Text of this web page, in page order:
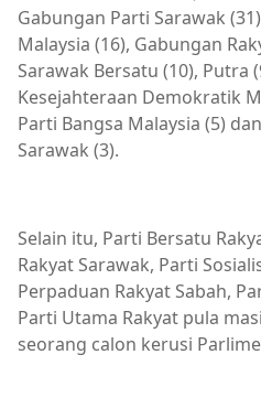
Gabungan Parti Sarawak
Malaysia (16), Gabungan
Sarawak Bersatu (10), Putra
Kesejahteraan Demokratik
Parti Bangsa Malaysia (5)
Sarawak (3).
Selain itu, Parti Bersatu
Rakyat Sarawak, Parti
Perpaduan Rakyat Sabah,
Parti Utama Rakyat pula
seorang calon kerusi